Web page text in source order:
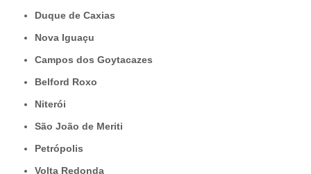
Duque de Caxias
Nova Iguaçu
Campos dos Goytacazes
Belford Roxo
Niterói
São João de Meriti
Petrópolis
Volta Redonda